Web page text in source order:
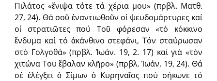
Πιλάτος «ἔνιψα τότε τά χέρια μου» (πρβλ. Ματθ.
27, 24). Θά σοῦ ἐναντιωθοῦν οἱ ψευδομάρτυρες καί
οἱ στρατιῶτες πού Τοῦ φόρεσαν «τό κόκκινο
ἔνδυμα καί τό ἀκάνθινο στεφάνι, Τόν σταύρωσαν
στό Γολγοθά» (πρβλ. Ἰωάν. 19, 2. 17) καί γιά «τόν
χιτώνα Του ἔβαλαν κλῆρο» (πρβλ. Ἰωάν. 19, 24). Θά
σέ ἐλέγξει ὁ Σίμων ὁ Κυρηναῖος πού σήκωνε τό